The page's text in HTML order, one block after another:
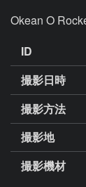
Okean O
ID
撮影日時
撮影方法
撮影地
撮影機材